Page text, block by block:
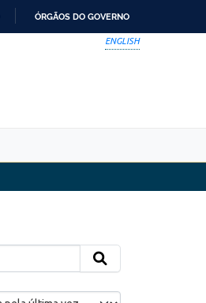
ÓRGÃOS DO GOVERNO
ENGLISH